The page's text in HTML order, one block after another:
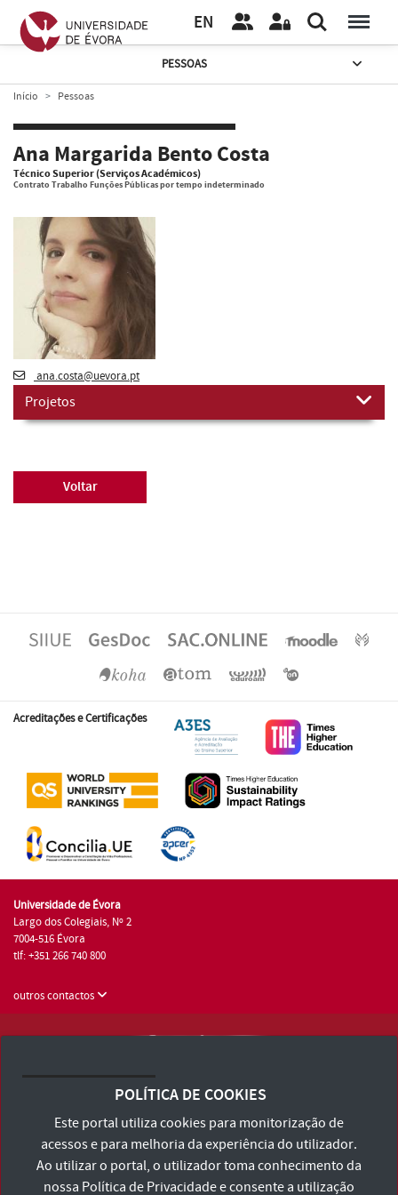
EN
PESSOAS
Início Pessoas
Ana Margarida Bento Costa
Técnico Superior (Serviços Académicos)
Contrato Trabalho Funções Públicas por tempo indeterminado
ana.costa@uevora.pt
Projetos
Voltar
Acreditações e Certificações
Universidade de Évora
Largo dos Colegiais, Nº 2
7004-516 Évora
tlf: +351 266 740 800
outros contactos
Consulte os Termos e Condições e Política de Privacidade
Declaração de Acessibilidade
POLÍTICA DE COOKIES
Este portal utiliza cookies para monitorização de
acessos e para melhoria da experiência do utilizador.
Ao utilizar o portal, o utilizador toma conhecimento da
nossa Política de Privacidadee consente a utilização